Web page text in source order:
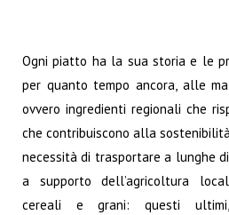
Ogni piatto ha la sua storia e le
per quanto tempo ancora, alle
ovvero ingredienti regionali che
che contribuiscono alla
necessità di trasportare a lunghe
a supporto dell’agricoltura
cereali e grani: questi